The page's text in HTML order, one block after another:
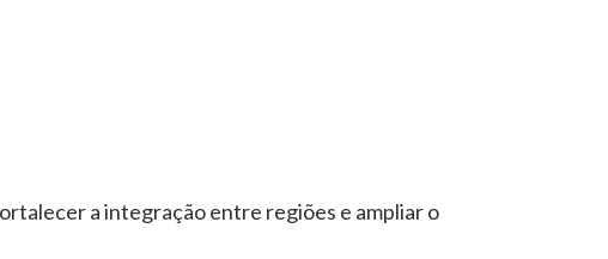
a integração entre regiões e ampliar o